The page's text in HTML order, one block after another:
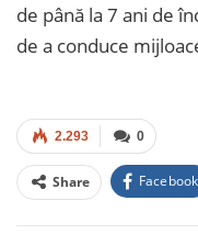
de până la 7 ani de
de a conduce
0
2.293
Share Facebook